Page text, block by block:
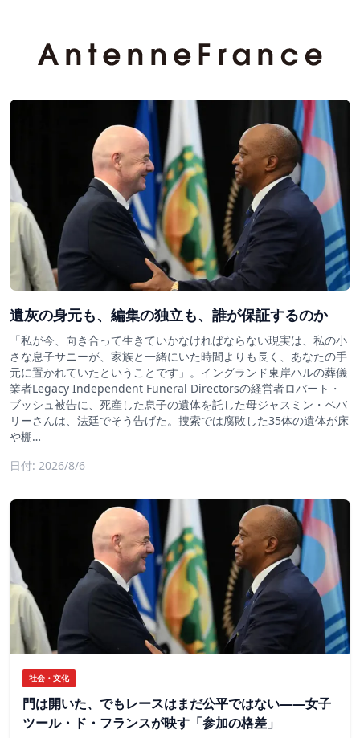
遺灰の身元も、編集の独立も、誰が保証するのか
「私が今、向き合って生きていかなければならない現実は、私の小
さな息子サニーが、家族と一緒にいた時間よりも長く、あなたの手
元に置かれていたということです」。イングランド東岸ハルの葬儀
業者Legacy Independent Funeral Directorsの経営者ロバート・
ブッシュ被告に、死産した息子の遺体を託した母ジャスミン・ベバ
リーさんは、法廷でそう告げた。捜索では腐敗した35体の遺体が床
や棚…
日付: 2026/8/6
社会・文化
門は開いた、でもレースはまだ公平ではない――女子
ツール・ド・フランスが映す「参加の格差」